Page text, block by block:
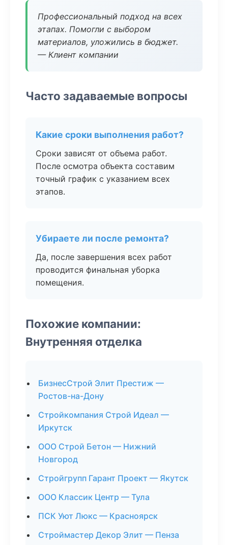
Профессиональный подход на всех
этапах. Помогли с выбором
материалов, уложились в бюджет.
— Клиент компании
Часто задаваемые вопросы
Какие сроки выполнения работ?
Сроки зависят от объема работ.
После осмотра объекта составим
точный график с указанием всех
этапов.
Убираете ли после ремонта?
Да, после завершения всех работ
проводится финальная уборка
помещения.
Похожие компании:
Внутренняя отделка
БизнесСтрой Элит Престиж —
Ростов-на-Дону
Стройкомпания Строй Идеал —
Иркутск
ООО Строй Бетон — Нижний
Новгород
Стройгрупп Гарант Проект — Якутск
ООО Классик Центр — Тула
ПСК Уют Люкс — Красноярск
Строймастер Декор Элит — Пенза